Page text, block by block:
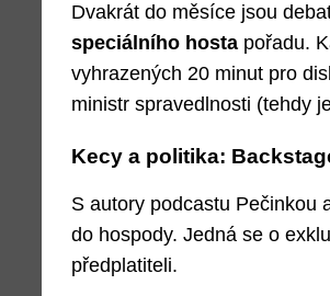
Dvakrát do měsíce jsou
speciálního hostapořadu.
vyhrazených 20 minut pro
ministr spravedlnosti (tehdy
Kecy a politika:
S autory podcastu Pečinkou
do hospody. Jedná se o
předplatiteli.